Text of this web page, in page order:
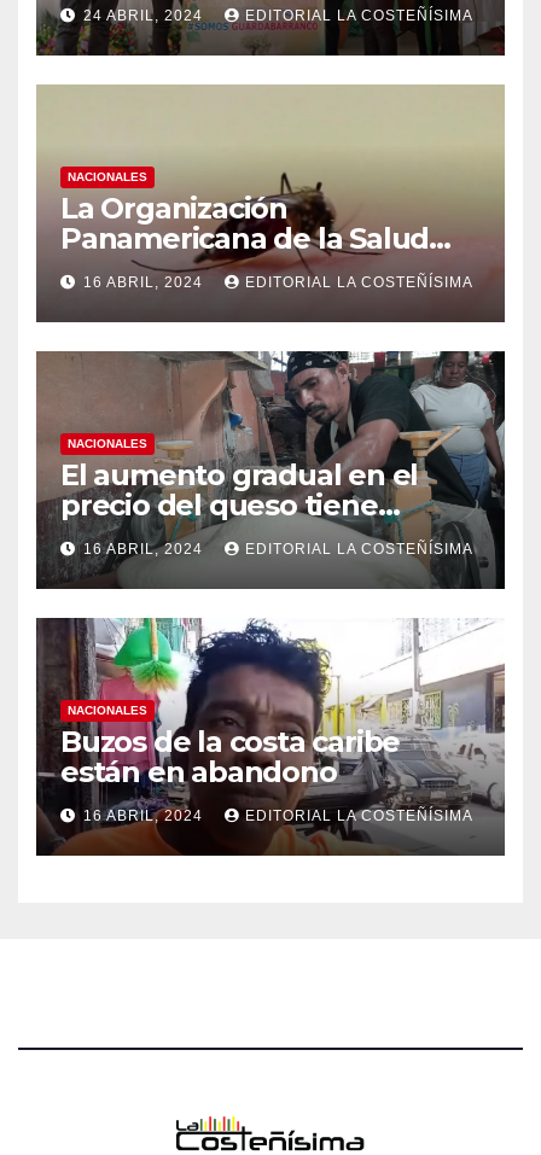
instituciones educativas
24 ABRIL, 2024 EDITORIAL LA COSTEÑÍSIMA
NACIONALES
La Organización
Panamericana de la Salud
(OPS), recomienda reforzar
medidas ante el aumento de
casos de dengue
16 ABRIL, 2024 EDITORIAL LA COSTEÑÍSIMA
NACIONALES
El aumento gradual en el
precio del queso tiene
efectos a las Panaderias
16 ABRIL, 2024 EDITORIAL LA COSTEÑÍSIMA
NACIONALES
Buzos de la costa caribe
están en abandono
16 ABRIL, 2024 EDITORIAL LA COSTEÑÍSIMA